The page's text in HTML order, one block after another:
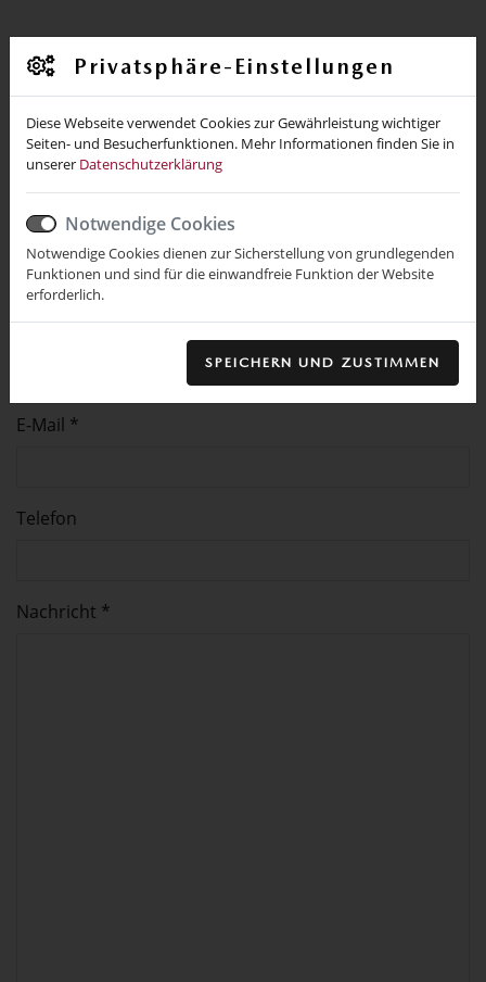
Privatsphäre-Einstellungen
Diese Webseite verwendet Cookies zur Gewährleistung wichtiger
Seiten- und Besucherfunktionen. Mehr Informationen finden Sie in
unserer Datenschutzerklärung
Notwendige Cookies
Notwendige Cookies dienen zur Sicherstellung von grundlegenden
Funktionen und sind für die einwandfreie Funktion der Website
erforderlich.
SPEICHERN UND ZUSTIMMEN
Standheizung für Mazda 3 und CX-30
(SKYACTIVE-G) anfragen
Name *
E-Mail *
Telefon
Nachricht *